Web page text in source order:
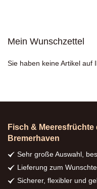
Mein Wunschzettel
Sie haben keine Artikel auf
Fisch &
Bremerhaven
Sehr große Auswahl,
Lieferung zum
Sicherer, flexibler und